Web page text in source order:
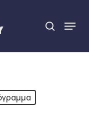
search
Menu
Close